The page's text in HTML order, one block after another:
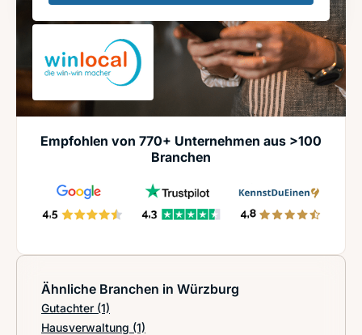
Empfohlen von 770+ Unternehmen aus >100
Branchen
Ähnliche Branchen in Würzburg
Gutachter (1)
Hausverwaltung (1)